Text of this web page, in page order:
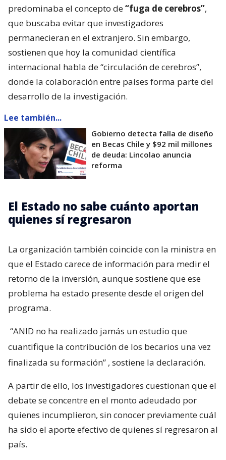
predominaba el concepto de“fuga de cerebros”,
que buscaba evitar que investigadores
permanecieran en el extranjero. Sin embargo,
sostienen que hoy la comunidad científica
internacional habla de “circulación de cerebros”,
donde la colaboración entre países forma parte del
desarrollo de la investigación.
Lee también...
Gobierno detecta falla de diseño
en Becas Chile y $92 mil millones
de deuda: Lincolao anuncia
reforma
El Estado no sabe cuánto aportan
quienes sí regresaron
La organización también coincide con la ministra en
que el Estado carece de información para medir el
retorno de la inversión, aunque sostiene que ese
problema ha estado presente desde el origen del
programa.
“ANID no ha realizado jamás un estudio que
cuantifique la contribución de los becarios una vez
finalizada su formación” , sostiene la declaración.
A partir de ello, los investigadores cuestionan que el
debate se concentre en el monto adeudado por
quienes incumplieron, sin conocer previamente cuál
ha sido el aporte efectivo de quienes sí regresaron al
país.